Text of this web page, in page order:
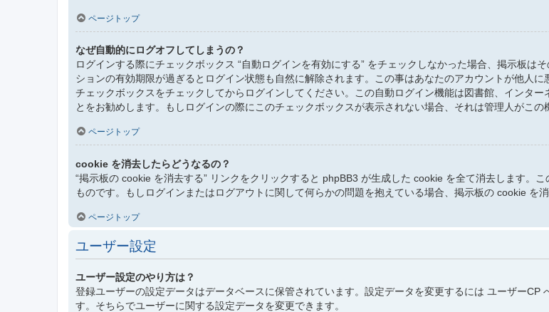
ページトップ
なぜ自動的にログオフしてしまうの？
ログインする際にチェックボックス “自動ログインを有効にする” をチェックしなかった場合、掲示板は
ションの有効期限が過ぎるとログイン状態も自然に解除されます。この事はあなたのアカウントが他人
チェックボックスをチェックしてからログインしてください。この自動ログイン機能は図書館、インタ
とをお勧めします。もしログインの際にこのチェックボックスが表示されない場合、それは管理人がこの
ページトップ
cookie を消去したらどうなるの？
“掲示板の cookie を消去する” リンクをクリックすると phpBB3 が生成した cookie を全て消去します。
ものです。もしログインまたはログアウトに関して何らかの問題を抱えている場合、掲示板の cookie を
ページトップ
ユーザー設定
ユーザー設定のやり方は？
登録ユーザーの設定データはデータベースに保管されています。設定データを変更するには ユーザー
す。そちらでユーザーに関する設定データを変更できます。